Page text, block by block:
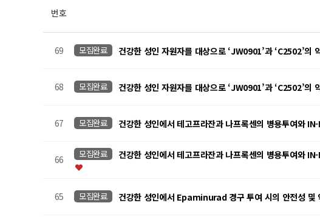
번호
69 모집완료 건강한 성인 자원자를 대상으로 ‘JW0901’과 ‘C2502’
68 모집완료 건강한 성인 자원자를 대상으로 ‘JW0901’과 ‘C2502’
67 모집완료 건강한 성인에서 테고프라잔과 나프록센의 병용투여와
66 모집완료 건강한 성인에서 테고프라잔과 나프록센의 병용투여와
65 모집완료 건강한 성인에서 Epaminurad 경구 투여 시의 안전성